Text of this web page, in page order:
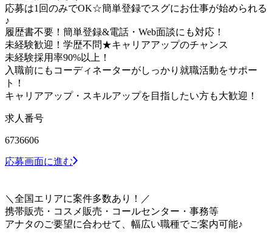
応募は1回のみでOK☆簡単登録でスグにお仕事が始められる
♪
履歴書不要！簡単登録&電話・Web面談にも対応！
未経験歓迎！学歴不問★キャリアアップのチャンス
未経験採用率90%以上！
入職前にもコーディネーターがしっかり就職活動をサポー
ト！
キャリアアップ・スキルアップを目指したい方も大歓迎！
求人番号
6736606
応募画面に進む
＼全国エリアに案件多数あり！／
携帯販売・コスメ販売・コールセンター・事務等
アナタのご要望に合わせて、幅広い職種でご案内可能♪